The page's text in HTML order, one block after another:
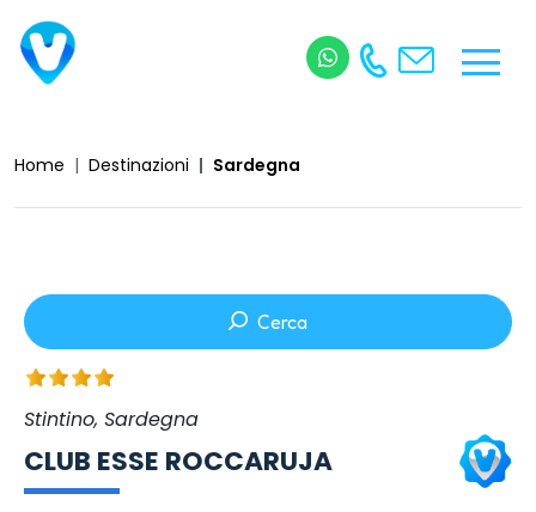
Home Destinazioni Sardegna
Stintino, Sardegna
CLUB ESSE ROCCARUJA
Cerca